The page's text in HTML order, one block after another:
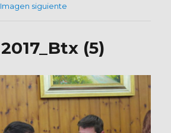
Imagen siguiente
(5)